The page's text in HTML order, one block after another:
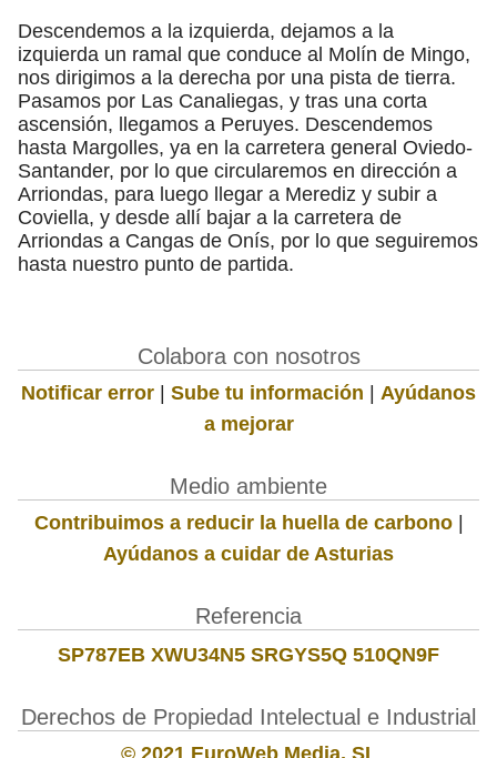
Descendemos a la izquierda, dejamos a la
izquierda un ramal que conduce al Molín de Mingo,
nos dirigimos a la derecha por una pista de tierra.
Pasamos por Las Canaliegas, y tras una corta
ascensión, llegamos a Peruyes. Descendemos
hasta Margolles, ya en la carretera general Oviedo-
Santander, por lo que circularemos en dirección a
Arriondas, para luego llegar a Merediz y subir a
Coviella, y desde allí bajar a la carretera de
Arriondas a Cangas de Onís, por lo que seguiremos
hasta nuestro punto de partida.
Colabora con nosotros
Notificar error | Sube tu información | Ayúdanos
a mejorar
Medio ambiente
Contribuimos a reducir la huella de carbono|
Ayúdanos a cuidar de Asturias
Referencia
SP787EB XWU34N5 SRGYS5Q 510QN9F
Derechos de Propiedad Intelectual e Industrial
© 2021 EuroWeb Media, SL